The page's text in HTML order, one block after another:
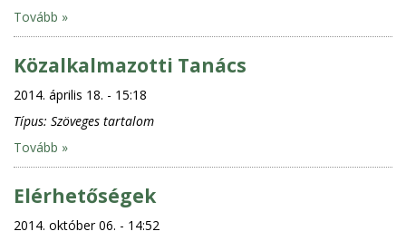
Tovább »
Közalkalmazotti Tanács
2014. április 18. - 15:18
Típus: Szöveges tartalom
Tovább »
Elérhetőségek
2014. október 06. - 14:52